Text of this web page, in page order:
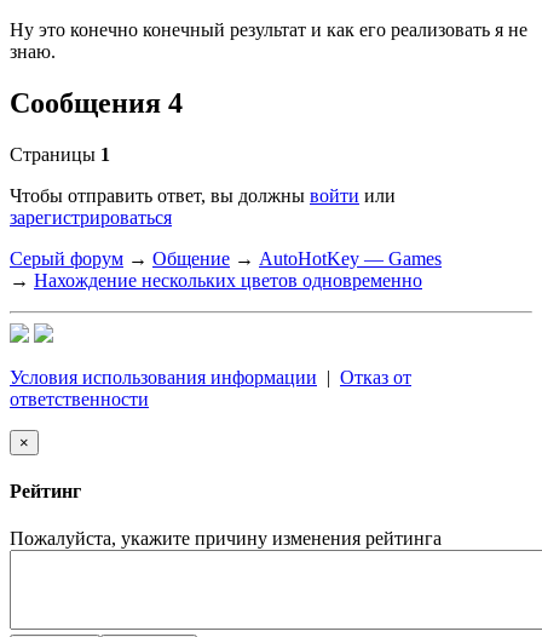
Ну это конечно конечный результат и как его реализовать я не
знаю.
Сообщения 4
Страницы 1
Чтобы отправить ответ, вы должны войти или
зарегистрироваться
Серый форум → Общение → AutoHotKey — Games
→ Нахождение нескольких цветов одновременно
Условия использования информации | Отказ от
ответственности
×
Рейтинг
Пожалуйста, укажите причину изменения рейтинга